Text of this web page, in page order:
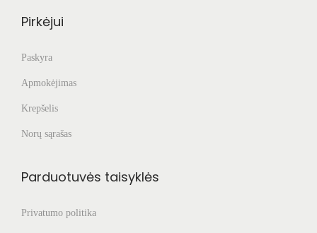
Pirkėjui
Paskyra
Apmokėjimas
Krepšelis
Norų sąrašas
Parduotuvės taisyklės
Privatumo politika